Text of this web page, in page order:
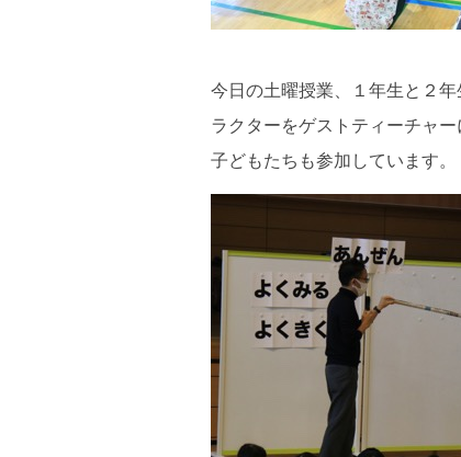
今日の土曜授業、１年生と２
ラクターをゲストティーチャ
子どもたちも参加しています。